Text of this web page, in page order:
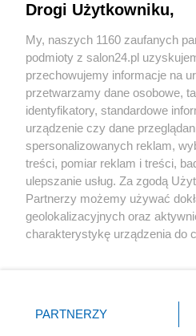
Sport
Społeczeństwo
Kultura
X Facebook
Drogi Użytkowniku,
My, naszych 1160 zaufanych
podmioty z salon24.pl
przechowujemy informacje na
przetwarzamy dane osobowe,
identyfikatory, standardowe
urządzenie czy dane
spersonalizowanych reklam,
treści, pomiar reklam i treści,
ulepszanie usług. Za zgodą
Partnerzy możemy używać
geolokalizacyjnych oraz
charakterystykę urządzenia do
zmienić/wycofać klikając
znajdujący się w lewym dolnym
PARTNERZY